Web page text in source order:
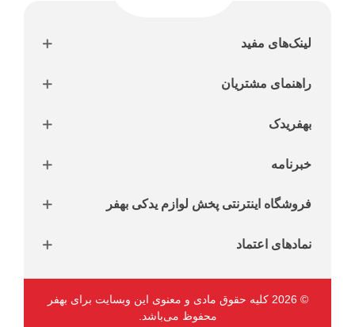
لینک‌های مفید
راهنمای مشتریان
بهفریدک
خبرنامه
فروشگاه اینترنتی پخش لوازم یدکی بهفر
نمادهای اعتماد
© 2026 کلیه حقوق مادی و معنوی این وبسایت برای بهفر
محفوظ می‌باشد.